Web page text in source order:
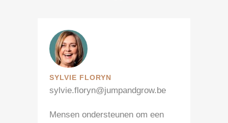
SYLVIE FLORYN
sylvie.floryn@jumpandgrow.be
Mensen ondersteunen om een